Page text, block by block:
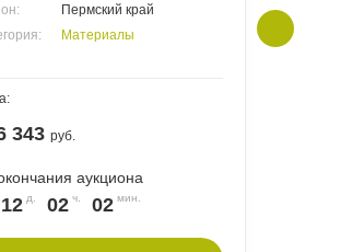
Пермский край
Материалы
343 руб.
аукциона
12 02 02